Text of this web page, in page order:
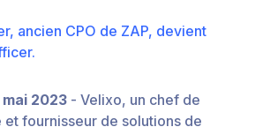
ancien CPO de ZAP, devient
2023 - Velixo, un chef de
fournisseur de solutions de